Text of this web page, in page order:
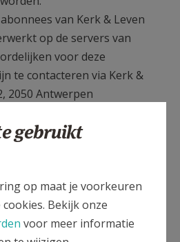
van Kerk & Leven
op de servers van
voor deze
te contacteren via Kerk &
2050 Antwerpen
worden bewaard in de
archief van de P.E. Kana.
spelen we nooit door naar
gebruikt
op maat je voorkeuren
Bekijk onze
voor meer informatie